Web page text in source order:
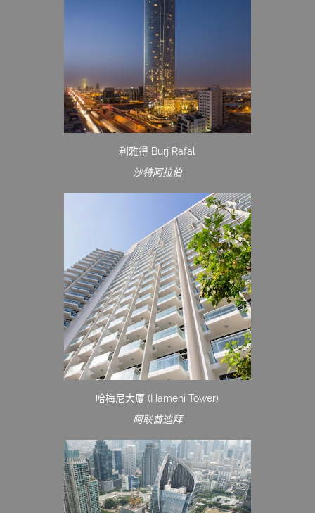
利雅得 Burj Rafal
沙特阿拉伯
哈梅尼大厦 (Hameni Tower)
阿联酋迪拜